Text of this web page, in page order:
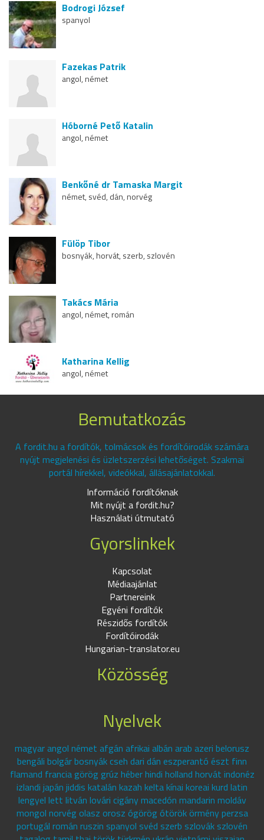
Bodrogi József
spanyol
Fazekas Patrik
angol, német
Hóborné Pető Katalin
angol, német
Benkőné dr Tamaska Margit
német, svéd, dán, norvég
Fülöp Tibor
bosnyák, horvát, szerb, szlovén
Takács Mária
angol, német, román
Katharina Kellig
angol, német
Bemutatkozás
A fordit.hu a fordítók, tolmácsok és fordítóirodák számára
nyújt megjelenési és üzletszerzési lehetőséget. Szakmai
portál hírekkel, videókkal, állásajánlatokkal.
Információ fordítóknak
Mit nyújt a fordit.hu?
Használati útmutató
Gyorslinkek
Kapcsolat
Médiaajánlat
Partnereink
Egyéni fordítók
Részidős fordítók
Fordítóirodák
Hungarian-translator.eu
Közösség
Nyelvek
magyar angol német afgán afrikai albán arab azeri belorusz
bengáli bolgár bosnyák cseh dari dán eszperantó észt finn
flamand francia görög grúz héber hindi holland horvát indonéz
izlandi japán jiddis katalán kazah kelta kínai koreai kurd latin
lengyel lett litván lovári cigány macedón mandarin moldáv
mongol norvég olasz orosz ógörög ótörök örmény perzsa
portugál román ruszin spanyol svéd szerb szlovák szlovén